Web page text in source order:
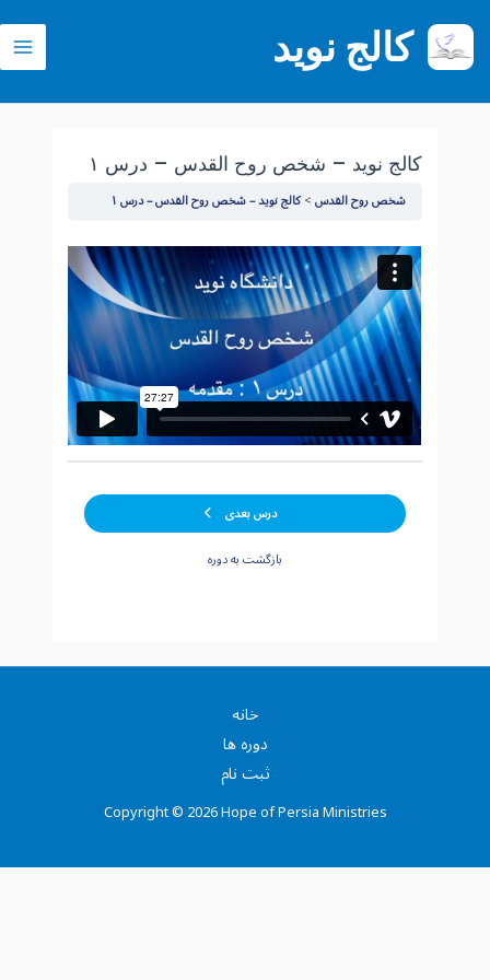
محتوا
کالج نوید
کالج نوید – شخص روح القدس – درس ۱
شخص روح القدس کالج نوید – شخص روح القدس – درس ۱
بازگشت به دوره
‫درس بعدی
خانه
دوره ها
ثبت نام
Copyright © 2026 Hope of Persia Ministries